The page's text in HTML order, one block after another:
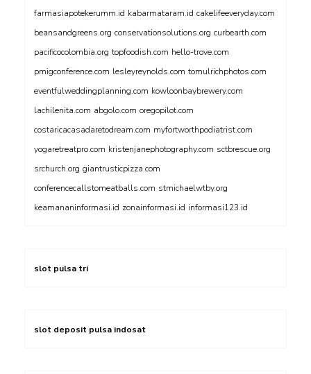
farmasiapotekerumm.id kabarmataram.id cakelifeeveryday.com
beansandgreens.org conservationsolutions.org curbearth.com
pacificocolombia.org topfoodish.com hello-trove.com
pmigconference.com lesleyreynolds.com tomulrichphotos.com
eventfulweddingplanning.com kowloonbaybrewery.com
lachilenita.com abgolo.com oregopilot.com
costaricacasadaretodream.com myfortworthpodiatrist.com
yogaretreatpro.com kristenjanephotography.com sctbrescue.org
srchurch.org giantrusticpizza.com
conferencecallstomeatballs.com stmichaelwtby.org
keamananinformasi.id zonainformasi.id informasi123.id
slot pulsa tri
slot deposit pulsa indosat